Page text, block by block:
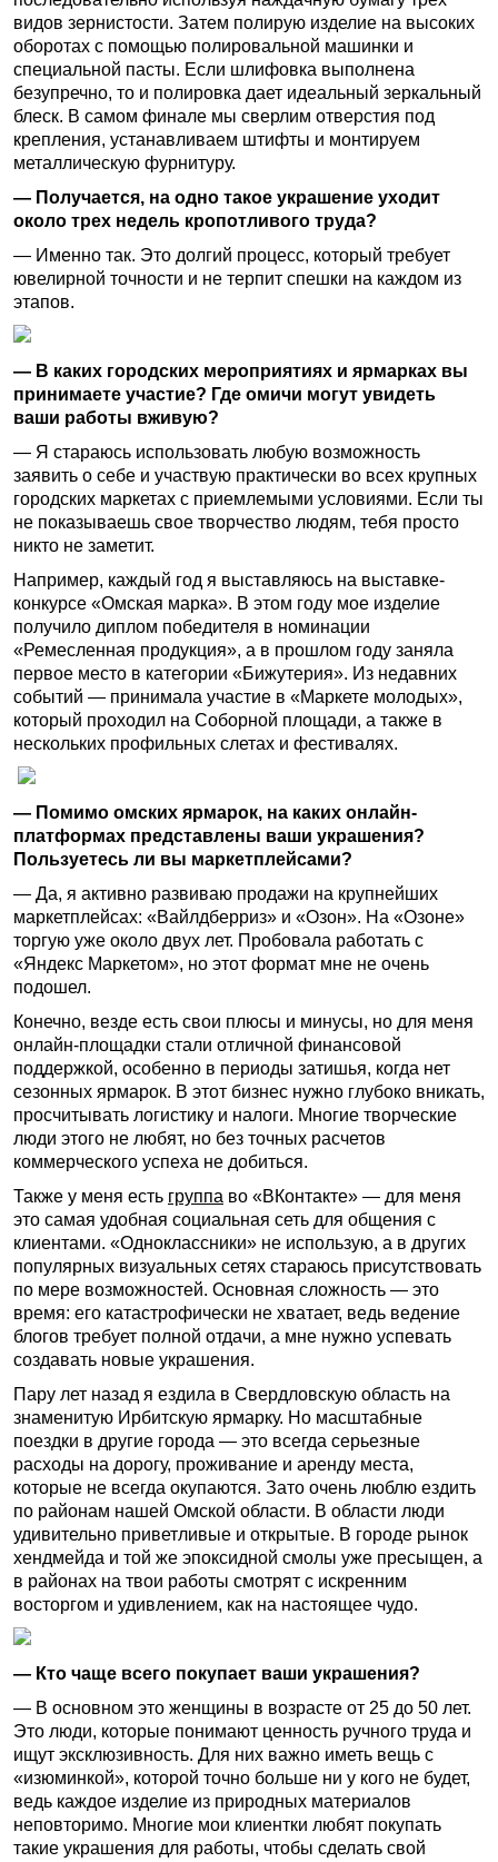
видов зернистости. Затем полирую изделие на высоких
оборотах с помощью полировальной машинки и
специальной пасты. Если шлифовка выполнена
безупречно, то и полировка дает идеальный зеркальный
блеск. В самом финале мы сверлим отверстия под
крепления, устанавливаем штифты и монтируем
металлическую фурнитуру.
— Получается, на одно такое украшение уходит
около трех недель кропотливого труда?
— Именно так. Это долгий процесс, который требует
ювелирной точности и не терпит спешки на каждом из
этапов.
— В каких городских мероприятиях и ярмарках вы
принимаете участие? Где омичи могут увидеть
ваши работы вживую?
— Я стараюсь использовать любую возможность
заявить о себе и участвую практически во всех крупных
городских маркетах с приемлемыми условиями. Если ты
не показываешь свое творчество людям, тебя просто
никто не заметит.
Например, каждый год я выставляюсь на выставке-
конкурсе «Омская марка». В этом году мое изделие
получило диплом победителя в номинации
«Ремесленная продукция», а в прошлом году заняла
первое место в категории «Бижутерия». Из недавних
событий — принимала участие в «Маркете молодых»,
который проходил на Соборной площади, а также в
нескольких профильных слетах и фестивалях.
— Помимо омских ярмарок, на каких онлайн-
платформах представлены ваши украшения?
Пользуетесь ли вы маркетплейсами?
— Да, я активно развиваю продажи на крупнейших
маркетплейсах: «Вайлдберриз» и «Озон». На «Озоне»
торгую уже около двух лет. Пробовала работать с
«Яндекс Маркетом», но этот формат мне не очень
подошел.
Конечно, везде есть свои плюсы и минусы, но для меня
онлайн-площадки стали отличной финансовой
поддержкой, особенно в периоды затишья, когда нет
сезонных ярмарок. В этот бизнес нужно глубоко вникать,
просчитывать логистику и налоги. Многие творческие
люди этого не любят, но без точных расчетов
коммерческого успеха не добиться.
Также у меня есть группа во «ВКонтакте» — для меня
это самая удобная социальная сеть для общения с
клиентами. «Одноклассники» не использую, а в других
популярных визуальных сетях стараюсь присутствовать
по мере возможностей. Основная сложность — это
время: его катастрофически не хватает, ведь ведение
блогов требует полной отдачи, а мне нужно успевать
создавать новые украшения.
Пару лет назад я ездила в Свердловскую область на
знаменитую Ирбитскую ярмарку. Но масштабные
поездки в другие города — это всегда серьезные
расходы на дорогу, проживание и аренду места,
которые не всегда окупаются. Зато очень люблю ездить
по районам нашей Омской области. В области люди
удивительно приветливые и открытые. В городе рынок
хендмейда и той же эпоксидной смолы уже пресыщен, а
в районах на твои работы смотрят с искренним
восторгом и удивлением, как на настоящее чудо.
— Кто чаще всего покупает ваши украшения?
— В основном это женщины в возрасте от 25 до 50 лет.
Это люди, которые понимают ценность ручного труда и
ищут эксклюзивность. Для них важно иметь вещь с
«изюминкой», которой точно больше ни у кого не будет,
ведь каждое изделие из природных материалов
неповторимо. Многие мои клиентки любят покупать
такие украшения для работы, чтобы сделать свой